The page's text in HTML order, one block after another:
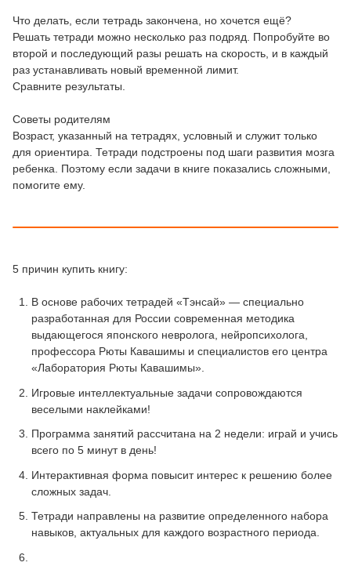
Что делать, если тетрадь закончена, но хочется ещё?
Решать тетради можно несколько раз подряд. Попробуйте во
второй и последующий разы решать на скорость, и в каждый
раз устанавливать новый временной лимит.
Сравните результаты.
Советы родителям
Возраст, указанный на тетрадях, условный и служит только
для ориентира. Тетради подстроены под шаги развития мозга
ребенка. Поэтому если задачи в книге показались сложными,
помогите ему.
5 причин купить книгу:
В основе рабочих тетрадей «Тэнсай» — специально
разработанная для России современная методика
выдающегося японского невролога, нейропсихолога,
профессора Рюты Кавашимы и специалистов его центра
«Лаборатория Рюты Кавашимы».
Игровые интеллектуальные задачи сопровождаются
веселыми наклейками!
Программа занятий рассчитана на 2 недели: играй и учись
всего по 5 минут в день!
Интерактивная форма повысит интерес к решению более
сложных задач.
Тетради направлены на развитие определенного набора
навыков, актуальных для каждого возрастного периода.